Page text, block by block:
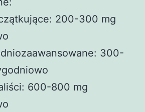
200-300 mg
300-
600-800 mg